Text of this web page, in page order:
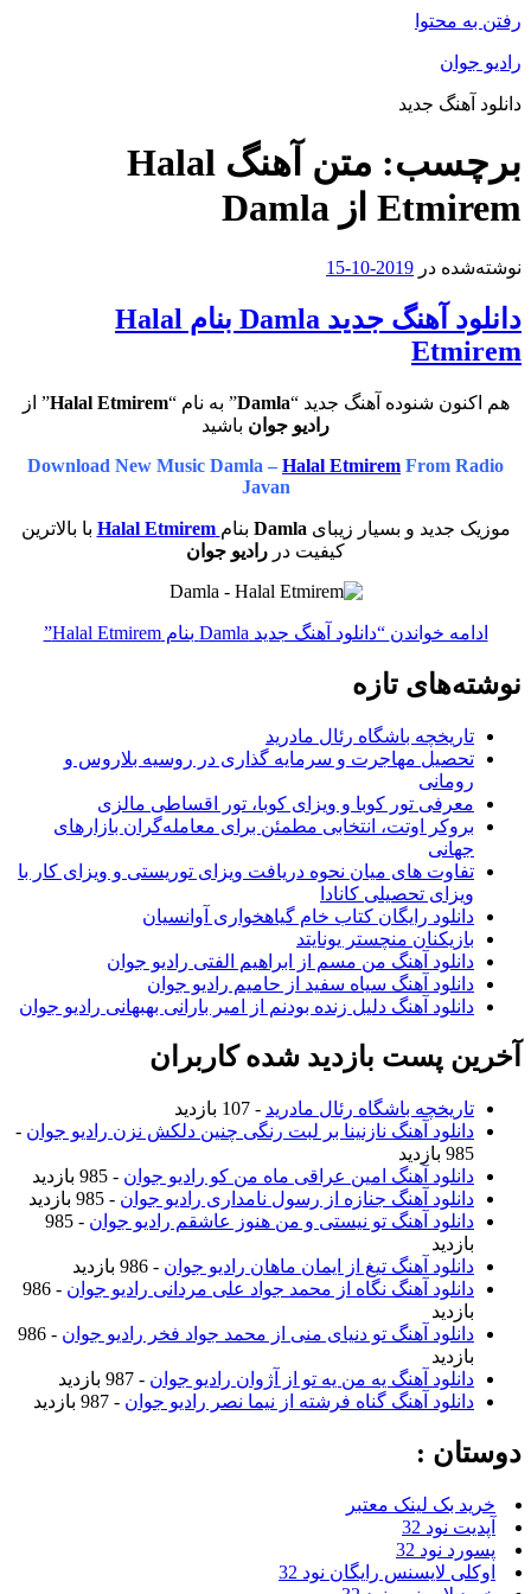
رفتن به محتوا
رادیو جوان
دانلود آهنگ جدید
برچسب:
متن آهنگ Halal
Etmirem از Damla
نوشته‌شده در 2019-10-15
دانلود آهنگ جدید Damla بنام Halal
Etmirem
هم اکنون شنوده آهنگ جدید “Damla” به نام “Halal Etmirem” از
رادیو جوان باشید
Download New Music Damla – Halal Etmirem From Radio
Javan
موزیک جدید و بسیار زیبای Damla بنام Halal Etmirem
با بالاترین
کیفیت در رادیو جوان
ادامه خواندن “دانلود آهنگ جدید Damla بنام Halal Etmirem”
نوشته‌های تازه
تاریخچه باشگاه رئال مادرید
تحصیل مهاجرت و سرمایه گذاری در روسیه بلاروس و
رومانی
معرفی تور کوبا و ویزای کوبا، تور اقساطی مالزی
بروکر اوتت، انتخابی مطمئن برای معامله‌گران بازارهای
جهانی
تفاوت های میان نحوه دریافت ویزای توریستی و ویزای کار با
ویزای تحصیلی کانادا
دانلود رایگان کتاب خام گیاهخواری آوانسیان
بازیکنان منچستر یونایتد
دانلود آهنگ من مسم از ابراهیم الفتی رادیو جوان
دانلود آهنگ سیاه سفید از حامیم رادیو جوان
دانلود آهنگ دلیل زنده بودنم از امیر بارانی بهبهانی رادیو جوان
آخرین پست بازدید شده کاربران
تاریخچه باشگاه رئال مادرید - 107 بازدید
دانلود آهنگ نازنینا بر لبت رنگی چنین دلکش نزن رادیو جوان -
985 بازدید
دانلود آهنگ امین عراقی ماه من کو رادیو جوان - 985 بازدید
دانلود آهنگ جنازه از رسول نامداری رادیو جوان - 985 بازدید
دانلود آهنگ تو نیستی و من هنوز عاشقم رادیو جوان
- 985
بازدید
دانلود آهنگ تیغ از ایمان ماهان رادیو جوان - 986 بازدید
دانلود آهنگ نگاه از محمد جواد علی مردانی رادیو جوان
- 986
بازدید
دانلود آهنگ تو دنیای منی از محمد جواد فخر رادیو جوان
- 986
بازدید
دانلود آهنگ یه من یه تو از آژوان رادیو جوان - 987 بازدید
دانلود آهنگ گناه فرشته از نیما نصر رادیو جوان - 987 بازدید
دوستان :
خرید بک لینک معتبر
آپدیت نود 32
پسورد نود 32
اوکلی لایسنس رایگان نود 32